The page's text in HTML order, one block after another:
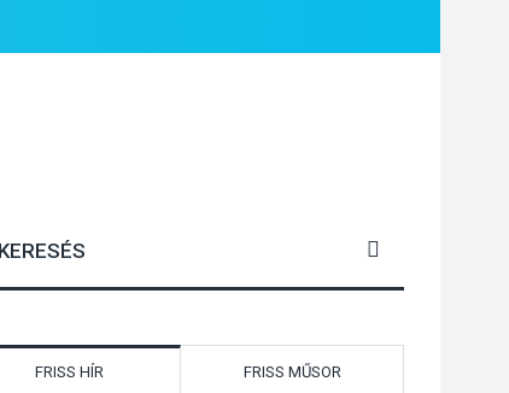
FRISS HÍR FRISS MŰSOR